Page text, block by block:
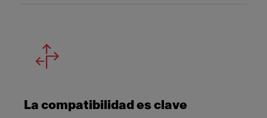
La compatibilidad es clave